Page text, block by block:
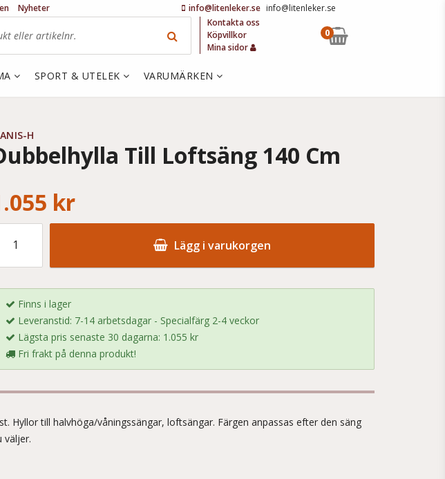
H
Till Loftsäng 140 Cm
kr
Lägg i varukorgen
Finns i lager
Leveranstid: 7-14 arbetsdagar - Specialfärg 2-4 veckor
Lägsta pris senaste 30 dagarna: 1.055 kr
Fri frakt på denna produkt!
Hyllor till halvhöga/våningssängar, loftsängar. Färgen anpassas efter den säng
väljer.
info@litenleker.se info@litenleker.se
Nyheter
Kontakta oss
Köpvillkor
Mina sidor
0
SPORT & UTELEK VARUMÄRKEN